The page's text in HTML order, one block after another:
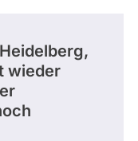
wieder